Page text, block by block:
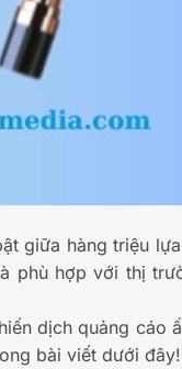
giữa hàng triệu
phù hợp với thị
dịch quảng cáo
bài viết dưới đây!